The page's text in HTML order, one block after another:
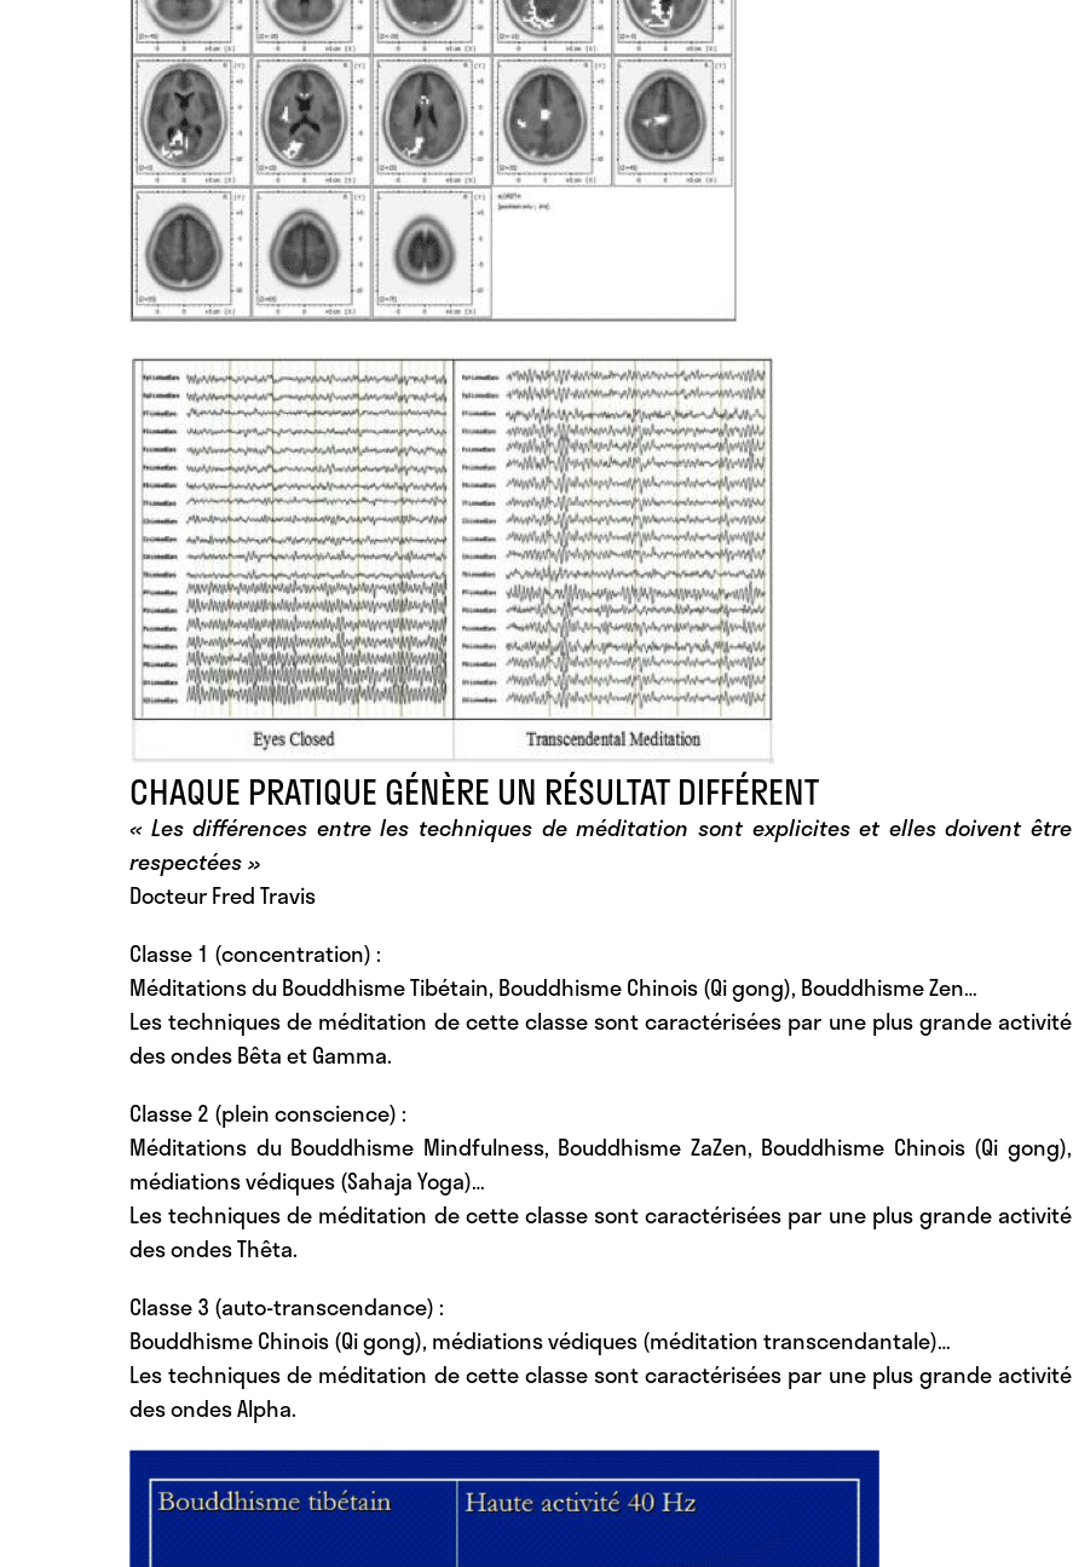
CHAQUE PRATIQUE GÉNÈRE UN RÉSULTAT DIFFÉRENT
« Les différences entre les techniques de méditation sont explicites et elles doivent être
respectées »
Docteur Fred Travis
Classe 1 (concentration):
Méditations du Bouddhisme Tibétain, Bouddhisme Chinois (Qi gong), Bouddhisme Zen…
Les techniques de méditation de cette classe sont caractérisées par une plus grande activité
des ondes Bêta et Gamma.
Classe 2 (plein conscience):
Méditations du Bouddhisme Mindfulness, Bouddhisme ZaZen, Bouddhisme Chinois (Qi gong),
médiations védiques (Sahaja Yoga)…
Les techniques de méditation de cette classe sont caractérisées par une plus grande activité
des ondes Thêta.
Classe 3 (auto-transcendance):
Bouddhisme Chinois (Qi gong), médiations védiques (méditation transcendantale)…
Les techniques de méditation de cette classe sont caractérisées par une plus grande activité
des ondes Alpha.